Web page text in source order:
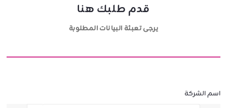
قدم طلبك هنا
يرجى تعبئة البيانات المطلوبة
اسم الشركة